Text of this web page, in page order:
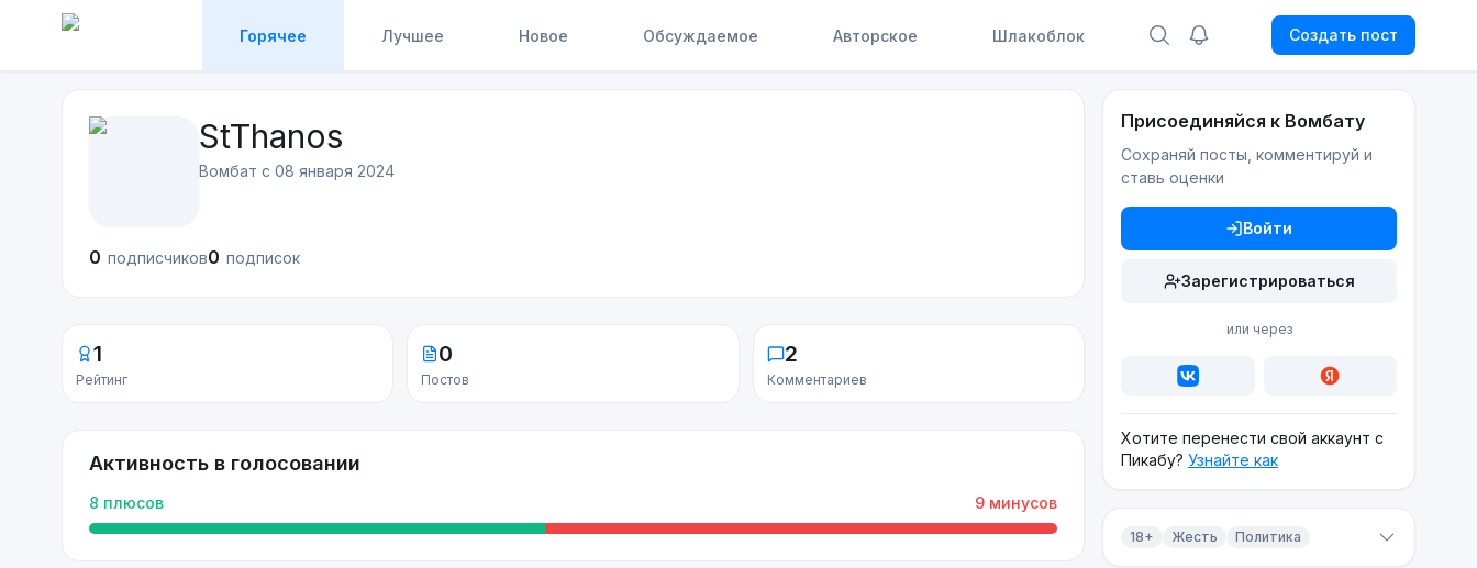
Горячее Лучшее Новое Обсуждаемое Авторское Шлакоблок Создать пост
StThanos
Вомбат с 08 января 2024
0 подписчиков0 подписок
1
Рейтинг
0
Постов
2
Комментариев
Активность в голосовании
8 плюсов 9 минусов
Присоединяйся к Вомбату
Сохраняй посты, комментируй и
ставь оценки
Войти
Зарегистрироваться
или через
Хотите перенести свой аккаунт с
Пикабу? Узнайте как
18+ Жесть Политика